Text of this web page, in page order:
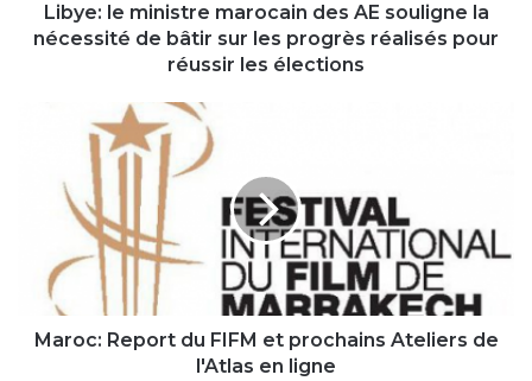
bâtir
réussir
élections
Libye: le ministre marocain des AE souligne la
nécessité de bâtir sur les progrès réalisés pour
réussir les élections
prochains
Ateliers
l'Atlas
Maroc: Report du FIFM et prochains Ateliers de
l'Atlas en ligne